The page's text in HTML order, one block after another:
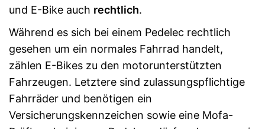
und E-Bike auch rechtlich.
Während es sich bei einem Pedelec rechtlich
gesehen um ein normales Fahrrad handelt,
zählen E-Bikes zu den motorunterstützten
Fahrzeugen. Letztere sind zulassungspflichtige
Fahrräder und benötigen ein
Versicherungskennzeichen sowie eine Mofa-